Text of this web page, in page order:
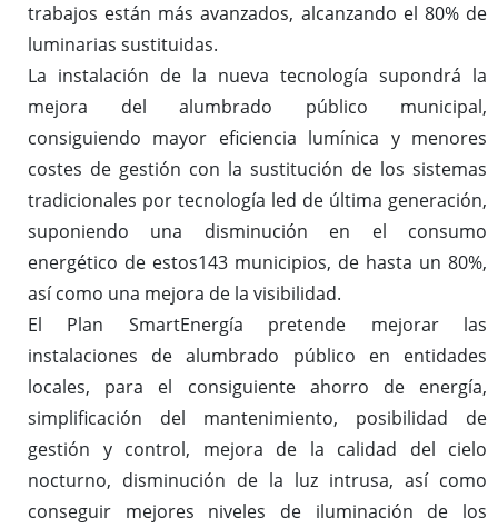
trabajos están más avanzados, alcanzando el 80% de
luminarias sustituidas.
La instalación de la nueva tecnología supondrá la
mejora del alumbrado público municipal,
consiguiendo mayor eficiencia lumínica y menores
costes de gestión con la sustitución de los sistemas
tradicionales por tecnología led de última generación,
suponiendo una disminución en el consumo
energético de estos143 municipios, de hasta un 80%,
así como una mejora de la visibilidad.
El Plan SmartEnergía pretende mejorar las
instalaciones de alumbrado público en entidades
locales, para el consiguiente ahorro de energía,
simplificación del mantenimiento, posibilidad de
gestión y control, mejora de la calidad del cielo
nocturno, disminución de la luz intrusa, así como
conseguir mejores niveles de iluminación de los